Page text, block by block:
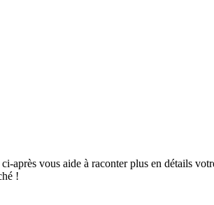
après vous aide à raconter plus en détails
!